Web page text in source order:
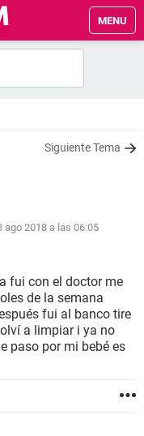
MENU
Siguiente Tema
ago 2018 a las 06:05
fui con el doctor me
de la semana
fui al banco tire
a limpiar i ya no
paso por mi bebé es